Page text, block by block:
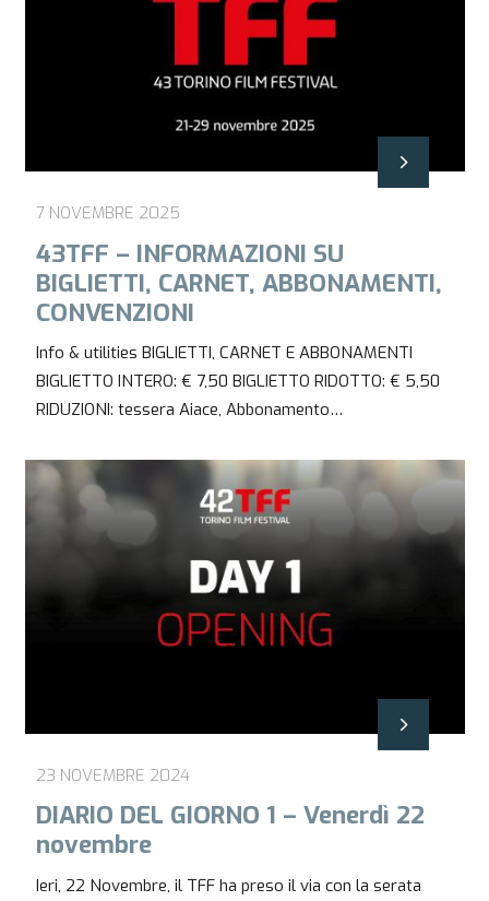
7 NOVEMBRE 2025
43TFF – INFORMAZIONI SU
BIGLIETTI, CARNET, ABBONAMENTI,
CONVENZIONI
Info & utilities BIGLIETTI, CARNET E ABBONAMENTI
BIGLIETTO INTERO: € 7,50 BIGLIETTO RIDOTTO: € 5,50
RIDUZIONI: tessera Aiace, Abbonamento…
23 NOVEMBRE 2024
DIARIO DEL GIORNO 1 – Venerdì 22
novembre
Ieri, 22 Novembre, il TFF ha preso il via con la serata